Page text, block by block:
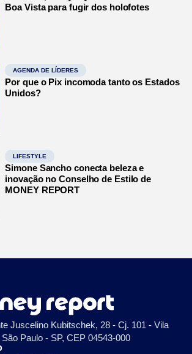
Boa Vista para fugir dos holofotes
AGENDA DE LÍDERES
Por que o Pix incomoda tanto os Estados
Unidos?
LIFESTYLE
Simone Sancho conecta beleza e
inovação no Conselho de Estilo de
MONEY REPORT
Juscelino Kubitschek, 28 - Cj. 101 - Vila
Paulo - SP, CEP 04543-000